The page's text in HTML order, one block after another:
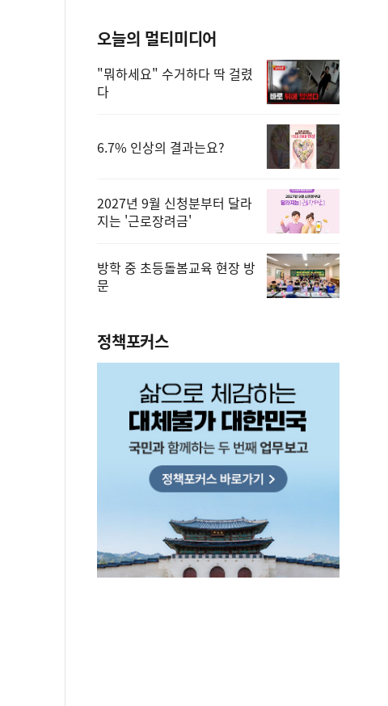
오늘의 멀티미디어
"뭐하세요" 수거하다 딱 걸렸
다
6.7% 인상의 결과는요?
2027년 9월 신청분부터 달라
지는 '근로장려금'
방학 중 초등돌봄교육 현장 방
문
정책포커스